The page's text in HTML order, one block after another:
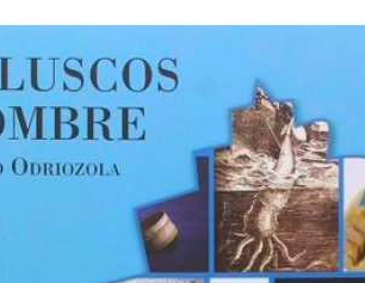
DE MUNTANYA 50
PEL PIRINEU CATALÀ ·
de muntanya 50
pel pirineu català ·